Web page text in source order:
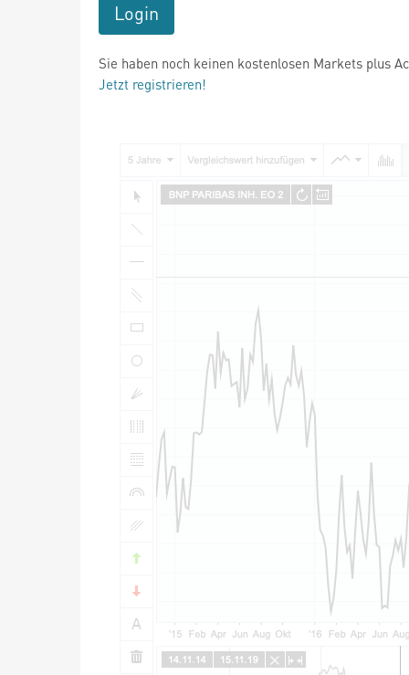
Login
Sie haben noch keinen kostenlosen Markets plus
Jetzt registrieren!